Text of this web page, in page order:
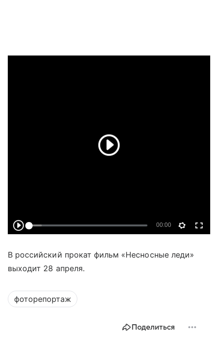
В российский прокат фильм «Несносные леди»
выходит 28 апреля.
фоторепортаж
Поделиться